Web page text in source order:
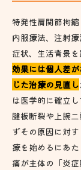
特発性肩関節拘縮
内服療法、注射
症状、生活背景
効果には個人差
じた治療の見直し
は医学的に確立し
腱板断裂や上腕
ずその原因に対
療を始めるにあ
痛が主体の「炎